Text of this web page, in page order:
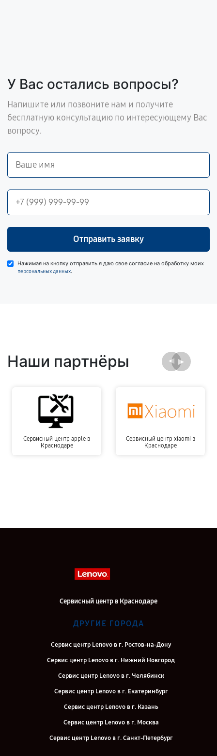
У Вас остались вопросы?
Напишите или позвоните нам и получите
бесплатную консультацию по интересующему Вас
вопросу.
Отправить заявку
Нажимая на кнопку отправить я даю свое согласие на обработку моих
персональных данных.
Наши партнёры
Сервисный центр apple в
Краснодаре
Сервисный центр xiaomi в
Краснодаре
Сервисный центр в Краснодаре
ДРУГИЕ ГОРОДА
Сервис центр Lenovo в г. Ростов-на-Дону
Сервис центр Lenovo в г. Нижний Новгород
Сервис центр Lenovo в г. Челябинск
Сервис центр Lenovo в г. Екатеринбург
Сервис центр Lenovo в г. Казань
Сервис центр Lenovo в г. Москва
Сервис центр Lenovo в г. Санкт-Петербург